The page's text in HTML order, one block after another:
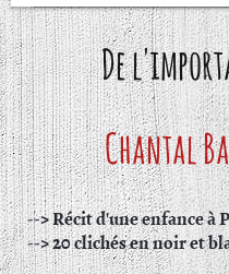
De
Chantal
--> Récit d'une enfance à
--> 20 clichés en noir et